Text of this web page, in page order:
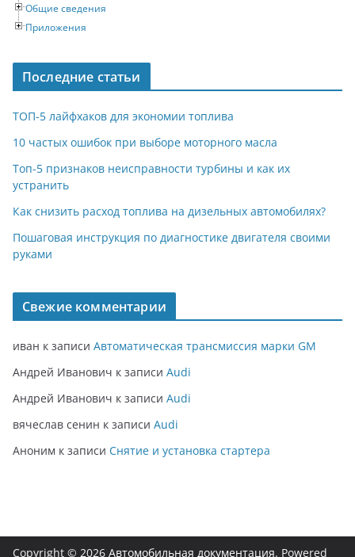
Общие сведения
Приложения
Последние статьи
ТОП-5 лайфхаков для экономии топлива
10 частых ошибок при выборе моторного масла
Топ-5 признаков неисправности турбины и как их
устранить
Как снизить расход топлива на дизельных автомобилях?
Пошаговая инструкция по диагностике двигателя своими
руками
Свежие комментарии
иван к записи Автоматическая трансмиссия марки GM
Андрей Иванович к записи Audi
Андрей Иванович к записи Audi
вячеслав сенин к записи Audi
Аноним к записи Снятие и установка стартера
Copyright © 2026 Автомобильная документация. Powered